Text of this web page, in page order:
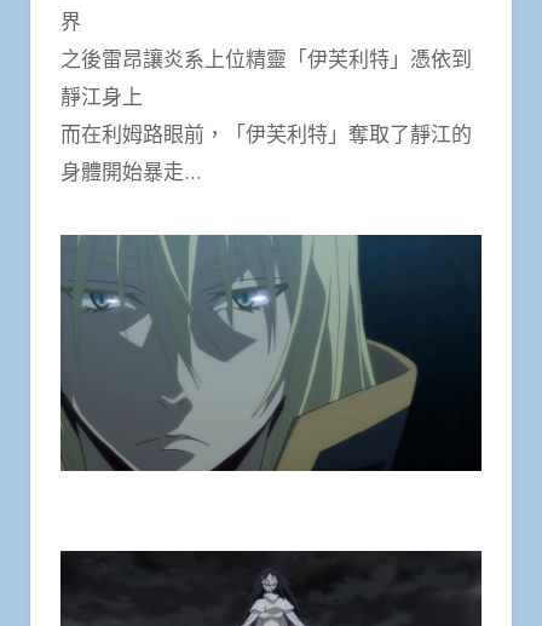
界
之後雷昂讓炎系上位精靈「伊芙利特」憑依到
靜江身上
而在利姆路眼前，「伊芙利特」奪取了靜江的
身體開始暴走…